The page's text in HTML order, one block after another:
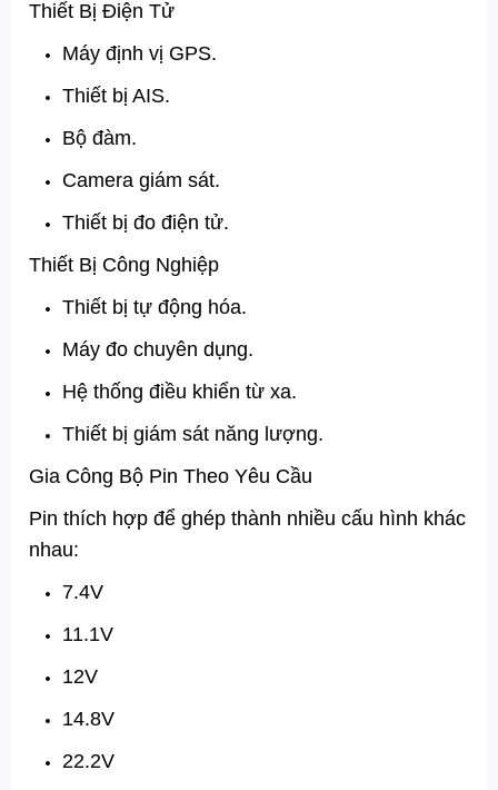
Thiết Bị Điện Tử
Máy định vị GPS.
Thiết bị AIS.
Bộ đàm.
Camera giám sát.
Thiết bị đo điện tử.
Thiết Bị Công Nghiệp
Thiết bị tự động hóa.
Máy đo chuyên dụng.
Hệ thống điều khiển từ xa.
Thiết bị giám sát năng lượng.
Gia Công Bộ Pin Theo Yêu Cầu
Pin thích hợp để ghép thành nhiều cấu hình khác
nhau:
7.4V
11.1V
12V
14.8V
22.2V